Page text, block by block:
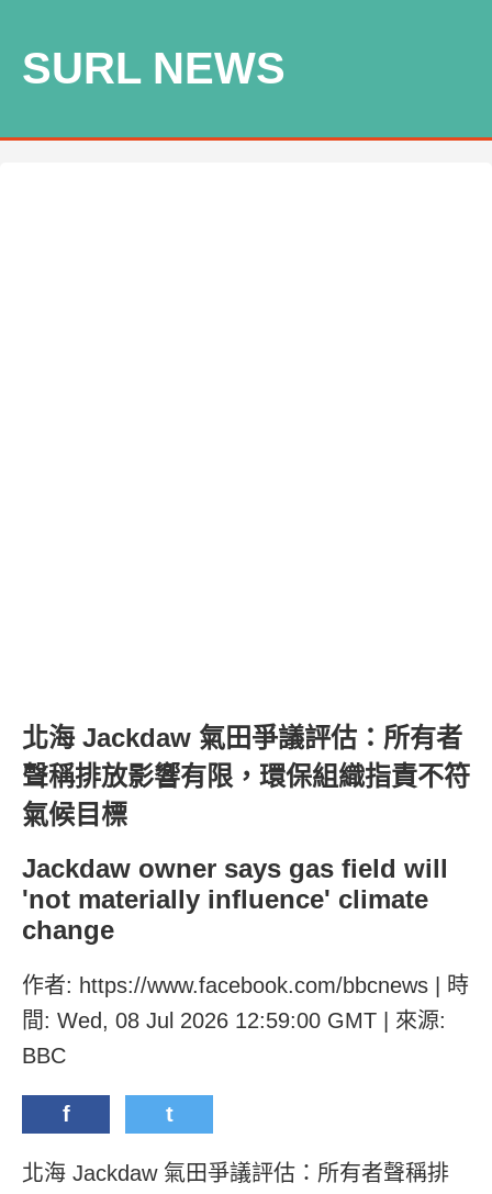
SURL NEWS
北海 Jackdaw 氣田爭議評估：所有者
聲稱排放影響有限，環保組織指責不符
氣候目標
Jackdaw owner says gas field will
'not materially influence' climate
change
作者: https://www.facebook.com/bbcnews | 時
間: Wed, 08 Jul 2026 12:59:00 GMT | 來源:
BBC
f t
北海 Jackdaw 氣田爭議評估：所有者聲稱排